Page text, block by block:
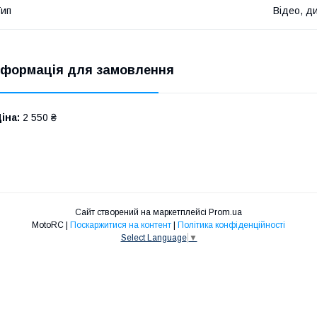
Відео,
для замовлення
2 550 ₴
Сайт створений на маркетплейсі Prom.ua
MotoRC | Поскаржитися на контент | Політика конфіденційності
Select Language ▼